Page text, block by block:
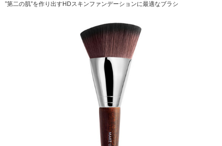
”第二の肌”を作り出すHDスキンファンデーションに最適なブラシ